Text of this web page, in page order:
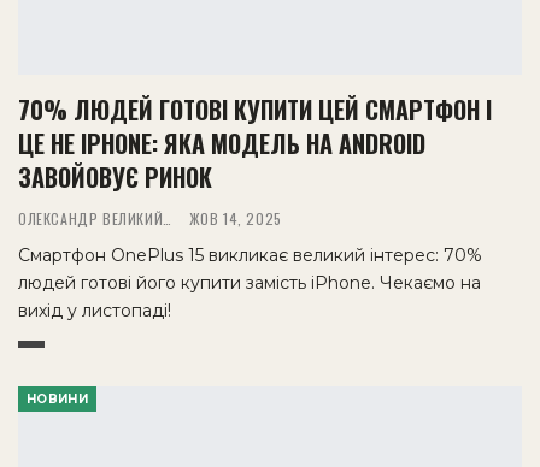
70% ЛЮДЕЙ ГОТОВІ КУПИТИ ЦЕЙ СМАРТФОН І
ЦЕ НЕ IPHONE: ЯКА МОДЕЛЬ НА ANDROID
ЗАВОЙОВУЄ РИНОК
ЖОВ 14, 2025
Смартфон OnePlus 15 викликає великий інтерес: 70%
людей готові його купити замість iPhone. Чекаємо на
вихід у листопаді!
НОВИНИ